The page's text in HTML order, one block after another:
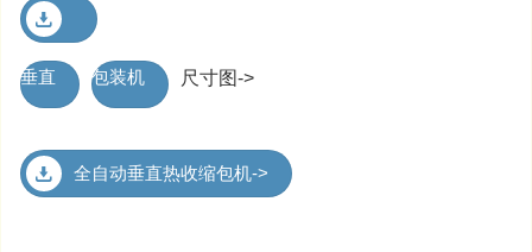
垂直 包装机 尺寸图->
全自动垂直热收缩包机->